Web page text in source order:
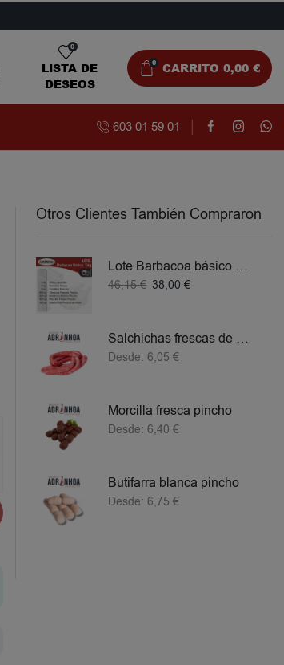
0
LISTA DE
DESEOS
0 CARRITO 0,00 €
603 01 59 01
Otros Clientes También Compraron
Lote Barbacoa básico 5 KG
46,15€ 38,00 €
Salchichas frescas de Pollo
Desde: 6,05 €
Morcilla fresca pincho
Desde: 6,40 €
Butifarra blanca pincho
Desde: 6,75 €